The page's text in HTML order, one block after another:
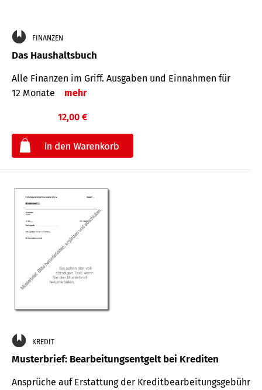
FINANZEN
Das Haushaltsbuch
Alle Finanzen im Griff. Aus­gaben und Ein­nahmen für
12 Monate
mehr
12,00 €
KREDIT
Musterbrief: Bearbeitungsentgelt bei Krediten
Ansprüche auf Erstattung der Kreditbearbeitungsgebühr